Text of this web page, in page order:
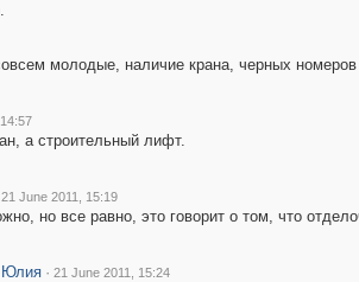
молодые, наличие крана, черных
а строительный лифт.
21 June 2011, 15:19
но все равно, это говорит о том, что
Юлия · 21 June 2011, 15:24